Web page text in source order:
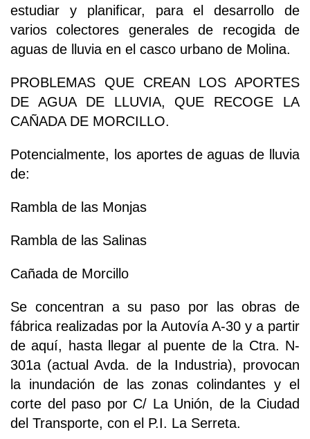
estudiar y planificar, para el desarrollo de
varios colectores generales de recogida de
aguas de lluvia en el casco urbano de Molina.
PROBLEMAS QUE CREAN LOS APORTES
DE AGUA DE LLUVIA, QUE RECOGE LA
CAÑADA DE MORCILLO.
Potencialmente, los aportes de aguas de lluvia
de:
Rambla de las Monjas
Rambla de las Salinas
Cañada de Morcillo
Se concentran a su paso por las obras de
fábrica realizadas por la Autovía A-30 y a partir
de aquí, hasta llegar al puente de la Ctra. N-
301a (actual Avda. de la Industria), provocan
la inundación de las zonas colindantes y el
corte del paso por C/ La Unión, de la Ciudad
del Transporte, con el P.I. La Serreta.